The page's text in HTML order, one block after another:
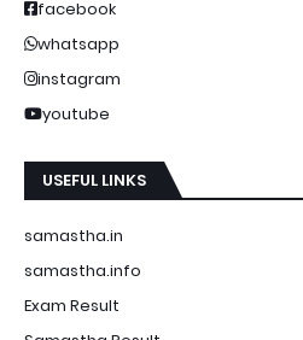
facebook
whatsapp
instagram
youtube
USEFUL LINKS
samastha.in
samastha.info
Exam Result